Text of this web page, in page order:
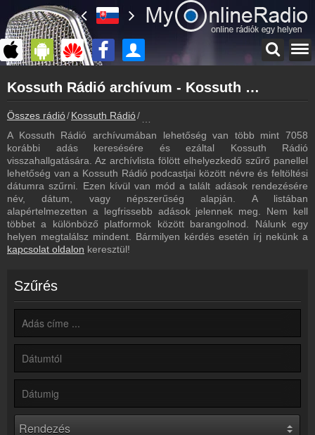
myonlineradio.hu
Kossuth Rádió
Vissza a Kossuth Rádió oldalára
Bejelentkezés
Hozz létre saját fiókot!
Frekvenciák
Kossuth Rádió frekvencia
Műsorújság
Kossuth Rádió műsorai
Hírek
Kapcsolat
Írj nekünk!
Partnerek
Rádiós partnerek
Ágyazd be weboldaladba
Készítés lépésről lépésre
Kossuth Rádió archívum - Kossuth Rádió podcasts - Kossuth Rádió visszahallgatás
Összes rádió Kossuth Rádió
A Kossuth Rádió archívumában lehetőség van több mint 7058
korábbi adás keresésére és ezáltal Kossuth Rádió
visszahallgatására. Az archívlista fölött elhelyezkedő szűrő panellel
lehetőség van a Kossuth Rádió podcastjai között névre és feltöltési
dátumra szűrni. Ezen kívül van mód a talált adások rendezésére
név, dátum, vagy népszerűség alapján. A listában
alapértelmezetten a legfrissebb adások jelennek meg. Nem kell
többet a különböző platformok között barangolnod. Nálunk egy
helyen megtalálsz mindent. Bármilyen kérdés esetén írj nekünk a
kapcsolat oldalon keresztül!
Szűrés